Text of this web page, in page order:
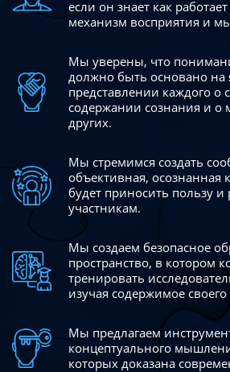
если он знает как
механизм восприятия и
Мы уверены, что
должно быть основано на
представлении каждого о
содержании сознания и о
других.
Мы стремимся создать
объективная, осознанная
будет приносить пользу и
участникам.
Мы создаем безопасное
пространство, в котором
тренировать
изучая содержимое
Мы предлагаем
концептуального
которых доказана